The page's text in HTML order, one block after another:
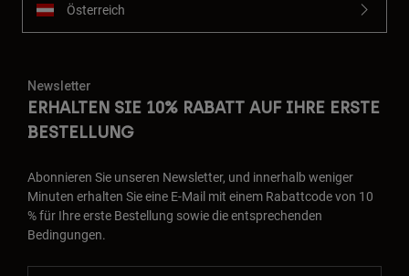
Österreich
Newsletter
ERHALTEN SIE 10% RABATT AUF IHRE ERSTE
BESTELLUNG
Abonnieren Sie unseren Newsletter, und innerhalb weniger
Minuten erhalten Sie eine E-Mail mit einem Rabattcode von 10
% für Ihre erste Bestellung sowie die entsprechenden
Bedingungen.